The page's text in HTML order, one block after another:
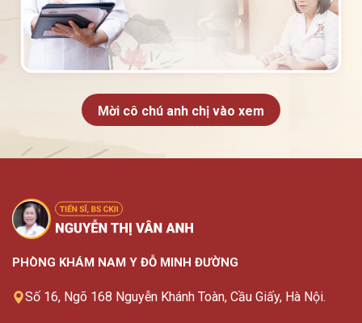
Mời cô chú anh chị vào xem
PHÒNG KHÁM NAM Y ĐỖ MINH ĐƯỜNG
Số 16, Ngõ 168 Nguyễn Khánh Toàn, Cầu Giấy, Hà Nội.